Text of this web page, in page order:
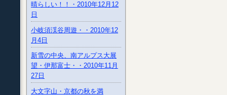
晴らしい！！・2010年12月12
日
小岐須渓谷周遊・・2010年12
月4日
新雪の中央、南アルプス大展
望・伊那富士・・2010年11月
27日
大文字山・京都の秋を満